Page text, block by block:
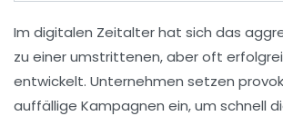
Im digitalen Zeitalterhat sich das
zu einer umstrittenen, aber oft
entwickelt. Unternehmen setzen
auffällige Kampagnen ein, um schnell